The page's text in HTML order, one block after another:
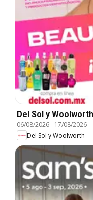
Del Sol y
06/08/2026- 17/08/2026
Del Sol y Woolworth